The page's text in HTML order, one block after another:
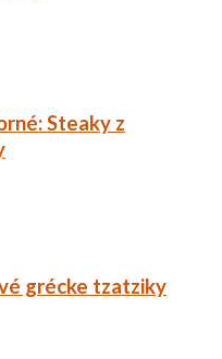
Steaky z
grécke tzatziky